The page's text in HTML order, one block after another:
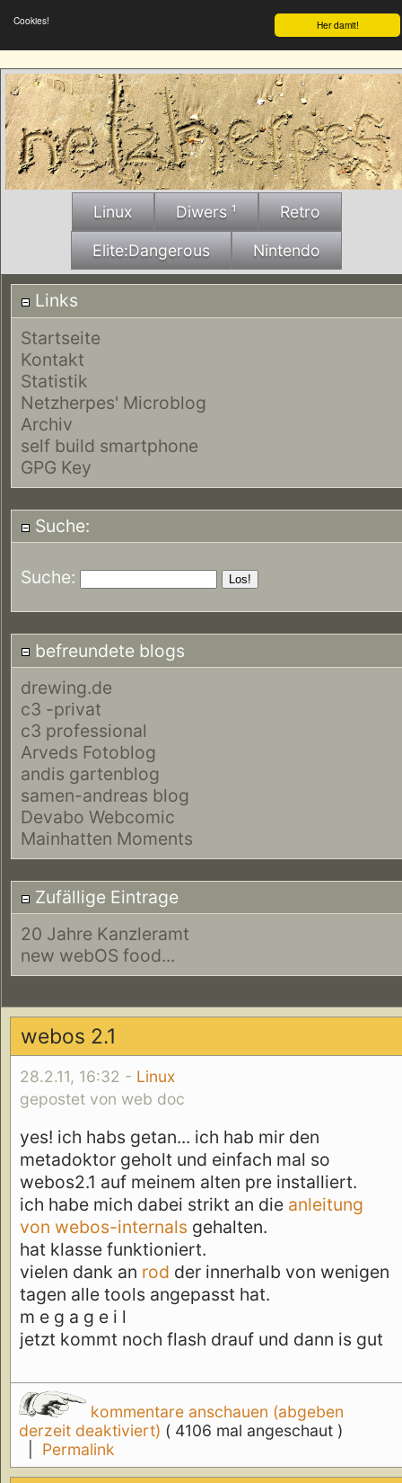
Her damit!
Cookies!
Linux Diwers ¹ Retro
Elite:Dangerous Nintendo
Links
Startseite
Kontakt
Statistik
Netzherpes' Microblog
Archiv
self build smartphone
GPG Key
Suche:
Suche:
befreundete blogs
drewing.de
c3 -privat
c3 professional
Arveds Fotoblog
andis gartenblog
samen-andreas blog
Devabo Webcomic
Mainhatten Moments
Zufällige Eintrage
20 Jahre Kanzleramt
new webOS food...
webos 2.1
28.2.11, 16:32 - Linux
gepostet von web doc
yes! ich habs getan... ich hab mir den
metadoktor geholt und einfach mal so
webos2.1 auf meinem alten pre installiert.
ich habe mich dabei strikt an die anleitung
von webos-internals gehalten.
hat klasse funktioniert.
vielen dank an rod der innerhalb von wenigen
tagen alle tools angepasst hat.
m e g a g e i l
jetzt kommt noch flash drauf und dann is gut
kommentare anschauen (abgeben
derzeit deaktiviert) ( 4106 mal angeschaut )
Permalink